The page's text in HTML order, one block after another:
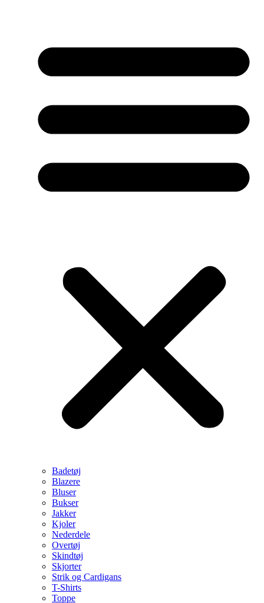
Badetøj
Blazere
Bluser
Bukser
Jakker
Kjoler
Nederdele
Overtøj
Skindtøj
Skjorter
Strik og Cardigans
T-Shirts
Toppe